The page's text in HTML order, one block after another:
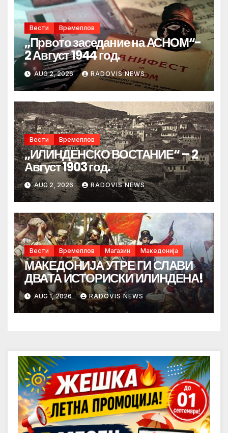
Вести Времеплов
„Првото заседание на АСНОМ“-
2 Август 1944 год.
AUG 2, 2026 RADOVIS NEWS
Вести Времеплов
„ИЛИНДЕНСКО ВОСТАНИЕ“ – 2
Август 1903 год.
AUG 2, 2026 RADOVIS NEWS
Вести Времеплов Магазин Македонија
МАКЕДОНИЈА УТРЕ ГИ СЛАВИ
ДВАТА ИСТОРИСКИ ИЛИНДЕНА!
AUG 1, 2026 RADOVIS NEWS